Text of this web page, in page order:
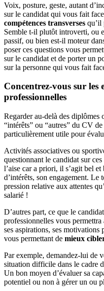
Voix, posture, geste, autant
sur le candidat qui vous fait
compétences transverses qu’il
Semble t-il plutôt introverti, ou
passif, ou bien est-il moteur
poser ces questions vous
sur le candidat et de porter un
sur la personne qui vous fait
Concentrez-vous sur les
professionnelles
Regarder au-delà des
“intérêts” ou “autres” du CV
particulièrement utile pour
Activités associatives ou
questionnant le candidat sur
l’aise car a priori, il s’agit bel
d’intérêts, son engagement. Le
pression relative aux attentes
salarié !
D’autres part, ce que le
professionnelles vous
ses aspirations, ses
vous permettant de mieux
Par exemple, demandez-lui de
situation difficile dans le cadre
Un bon moyen d’évaluer sa
potentiel ou non à gérer un ou